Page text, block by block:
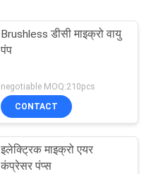
Brushless डीसी माइक्रो वायु
पंप
negotiable MOQ:210pcs
CONTACT
इलेक्ट्रिक माइक्रो एयर
कंप्रेसर पंप्स